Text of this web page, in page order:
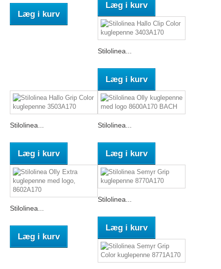
Læg i kurv
Læg i kurv
Stilolinea...
Læg i kurv
Stilolinea...
Læg i kurv
Stilolinea...
Læg i kurv
Stilolinea...
Læg i kurv
Stilolinea...
Læg i kurv